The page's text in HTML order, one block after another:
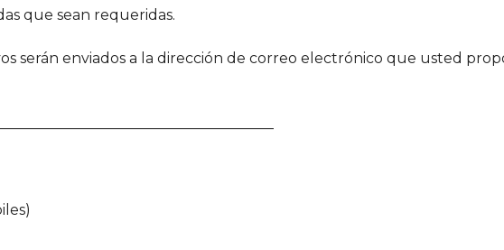
que sean requeridas.
serán enviados a la dirección de correo electrónico que usted